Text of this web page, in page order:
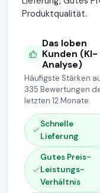
Produktqualität.
Das loben
Kunden (KI-
Analyse)
Häufigste Stärken
335 Bewertungen
letzten 12 Monate.
Schnelle
Lieferung
Gutes Preis-
Leistungs-
Verhältnis